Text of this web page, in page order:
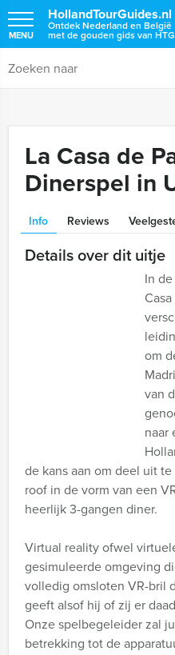
HollandTourGuides.nl
Ontdek Nederland en België
met de gouden gids van
MENU
La Casa de
Dinerspel in
Info Reviews
Details over dit uitje
In
om
van
naar
de kans aan om deel uit
roof in de vorm van een
heerlijk 3-gangen diner.
Virtual reality ofwel
gesimuleerde omgeving
volledig omsloten VR-bril
geeft alsof hij of zij er
Onze spelbegeleider zal
betrekking tot de